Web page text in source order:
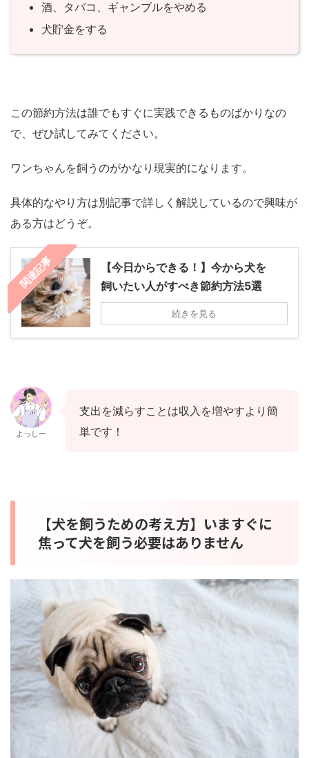
酒、タバコ、ギャンブルをやめる
犬貯金をする
この節約方法は誰でもすぐに実践できるものばかりなの
で、ぜひ試してみてください。
ワンちゃんを飼うのがかなり現実的になります。
具体的なやり方は別記事で詳しく解説しているので興味が
ある方はどうぞ。
関連記事
【今日からできる！】今から犬を
飼いたい人がすべき節約方法5選
続きを見る
よっしー
支出を減らすことは収入を増やすより簡
単です！
【犬を飼うための考え方】いますぐに
焦って犬を飼う必要はありません